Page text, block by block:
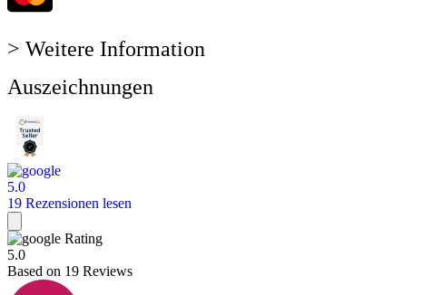
> Weitere Information
Auszeichnungen
5.0
19 Rezensionen lesen
Rating
5.0
Based on 19 Reviews